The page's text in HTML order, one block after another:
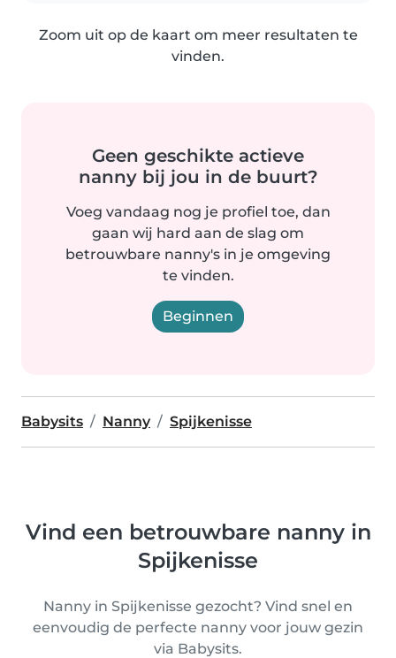
Zoom uit op de kaart om meer resultaten te
vinden.
Geen geschikte actieve
nanny bij jou in de buurt?
Voeg vandaag nog je profiel toe, dan
gaan wij hard aan de slag om
betrouwbare nanny's in je omgeving
te vinden.
Beginnen
Babysits Nanny Spijkenisse
Vind een betrouwbare nanny in
Spijkenisse
Nanny in Spijkenisse gezocht? Vind snel en
eenvoudig de perfecte nanny voor jouw gezin
via Babysits.